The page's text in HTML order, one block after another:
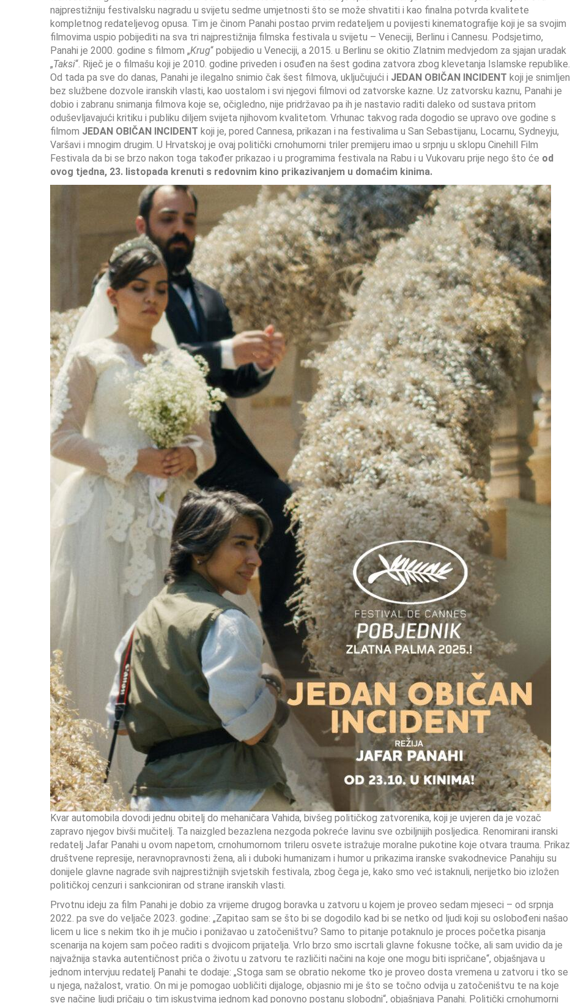
najprestižniju festivalsku nagradu u svijetu sedme umjetnosti što se može shvatiti i kao finalna potvrda kvalitete
kompletnog redateljevog opusa. Tim je činom Panahi postao prvim redateljem u povijesti kinematografije koji je sa svojim
filmovima uspio pobijediti na sva tri najprestižnija filmska festivala u svijetu – Veneciji, Berlinu i Cannesu. Podsjetimo,
Panahi je 2000. godine s filmom „Krug“ pobijedio u Veneciji, a 2015. u Berlinu se okitio Zlatnim medvjedom za sjajan uradak
„Taksi“. Riječ je o filmašu koji je 2010. godine priveden i osuđen na šest godina zatvora zbog klevetanja Islamske republike.
Od tada pa sve do danas, Panahi je ilegalno snimio čak šest filmova, uključujući i JEDAN OBIČAN INCIDENT koji je snimljen
bez službene dozvole iranskih vlasti, kao uostalom i svi njegovi filmovi od zatvorske kazne. Uz zatvorsku kaznu, Panahi je
dobio i zabranu snimanja filmova koje se, očigledno, nije pridržavao pa ih je nastavio raditi daleko od sustava pritom
oduševljavajući kritiku i publiku diljem svijeta njihovom kvalitetom. Vrhunac takvog rada dogodio se upravo ove godine s
filmom JEDAN OBIČAN INCIDENT koji je, pored Cannesa, prikazan i na festivalima u San Sebastijanu, Locarnu, Sydneyju,
Varšavi i mnogim drugim. U Hrvatskoj je ovaj politički crnohumorni triler premijeru imao u srpnju u sklopu Cinehill Film
Festivala da bi se brzo nakon toga također prikazao i u programima festivala na Rabu i u Vukovaru prije nego što će od
ovog tjedna, 23. listopada krenuti s redovnim kino prikazivanjem u domaćim kinima.
Kvar automobila dovodi jednu obitelj do mehaničara Vahida, bivšeg političkog zatvorenika, koji je uvjeren da je vozač
zapravo njegov bivši mučitelj. Ta naizgled bezazlena nezgoda pokreće lavinu sve ozbiljnijih posljedica. Renomirani iranski
redatelj Jafar Panahi u ovom napetom, crnohumornom trileru osvete istražuje moralne pukotine koje otvara trauma. Prikaz
društvene represije, neravnopravnosti žena, ali i duboki humanizam i humor u prikazima iranske svakodnevice Panahiju su
donijele glavne nagrade svih najprestižnijih svjetskih festivala, zbog čega je, kako smo već istaknuli, nerijetko bio izložen
političkoj cenzuri i sankcioniran od strane iranskih vlasti.
Prvotnu ideju za film Panahi je dobio za vrijeme drugog boravka u zatvoru u kojem je proveo sedam mjeseci – od srpnja
2022. pa sve do veljače 2023. godine: „Zapitao sam se što bi se dogodilo kad bi se netko od ljudi koji su oslobođeni našao
licem u lice s nekim tko ih je mučio i ponižavao u zatočeništvu? Samo to pitanje potaknulo je proces početka pisanja
scenarija na kojem sam počeo raditi s dvojicom prijatelja. Vrlo brzo smo iscrtali glavne fokusne točke, ali sam uvidio da je
najvažnija stavka autentičnost priča o životu u zatvoru te različiti načini na koje one mogu biti ispričane“, objašnjava u
jednom intervjuu redatelj Panahi te dodaje: „Stoga sam se obratio nekome tko je proveo dosta vremena u zatvoru i tko se
u njega, nažalost, vratio. On mi je pomogao uobličiti dijaloge, objasnio mi je što se točno odvija u zatočeništvu te na koje
sve načine ljudi pričaju o tim iskustvima jednom kad ponovno postanu slobodni“, objašnjava Panahi. Politički crnohumorni